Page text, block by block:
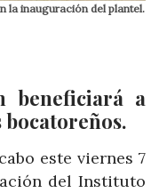
la inauguración del plantel.
beneficiará a
bocatoreños.
este viernes 7
del Instituto